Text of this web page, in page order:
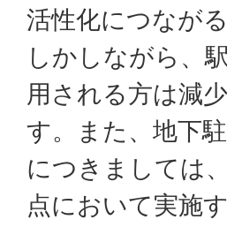
活性化につなが
しかしながら、
用される方は減
す。また、地下
につきましては
点において実施